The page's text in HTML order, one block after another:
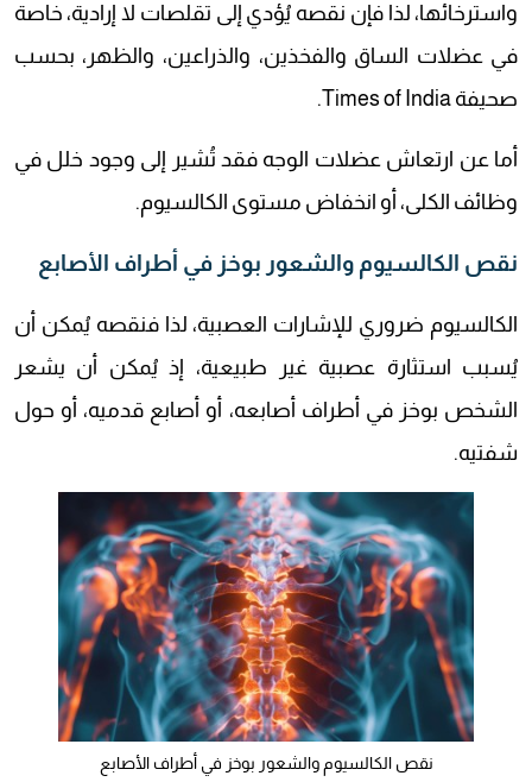
واسترخائها، لذا فإن نقصه يُؤدي إلى تقلصات لا إرادية، خاصة
في عضلات الساق والفخذين، والذراعين، والظهر، بحسب
صحيفة Times of India.
أما عن ارتعاش عضلات الوجه فقد تُشير إلى وجود خلل في
وظائف الكلى، أو انخفاض مستوى الكالسيوم.
نقص الكالسيوم والشعور بوخز في أطراف الأصابع
الكالسيوم ضروري للإشارات العصبية، لذا فنقصه يُمكن أن
يُسبب استثارة عصبية غير طبيعية، إذ يُمكن أن يشعر
الشخص بوخز في أطراف أصابعه، أو أصابع قدميه، أو حول
شفتيه.
نقص الكالسيوم والشعور بوخز في أطراف الأصابع